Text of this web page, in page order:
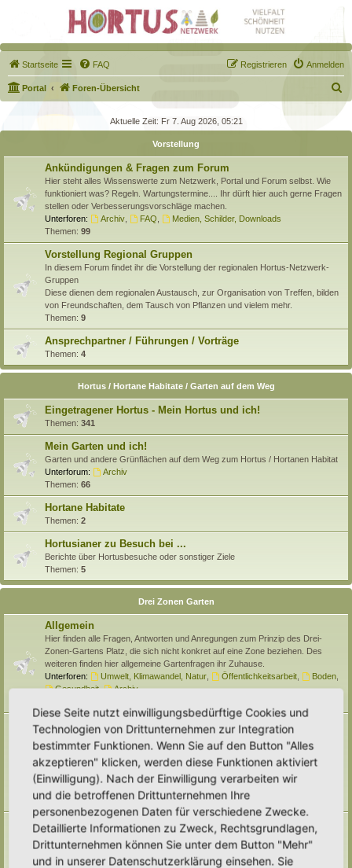
Startseite FAQ Anmelden
Registrieren
Portal Foren-Übersicht
u
Aktuelle Zeit: Fr 7. Aug 2026, 05:21
Vorstellung
Ankündigungen & Fragen zum Forum
Hier steht alles Wissenswerte zum Netzwerk, Portal und Forum selbst. Wie
funktioniert was? Regeln. Wartungstermine.... Ihr dürft hier auch gerne Fragen
stellen oder Verbesserungsvorschläge machen.
Unterforen:
Archiv, FAQ
Medien, Schilder, Downloads
Themen: 99
Vorstellung Regional Gruppen
In diesem Forum findet ihr die Vorstellung der regionalen Hortus-Netzwerk-
Gruppen
Diese dienen dem regionalen Austausch, zur Organisation von Treffen, bilden
von Freundschaften, dem Tausch von Pflanzen und vielem mehr.
Themen: 9
Ansprechpartner / Führungen / Vorträge
Themen: 4
Hortus / Hortane Habitate / Garten auf dem Weg
Eingetragener Hortus - Mein Hortus und ich!
Themen: 341
Mein Garten und ich!
Garten und andere Grünflächen auf dem Weg zum Hortus / Hortanen Habitat
Unterforum:
Archiv
Themen: 66
Hortane Habitate
Themen: 2
Hortusianer zu Besuch bei ...
Berichte über Hortusbesuche oder sonstiger Ziele
Themen: 5
Drei Zonen Garten
Allgemein
Hier finden alle Fragen, Antworten und Anregungen zum Prinzip des Drei-
Zonen-Gartens Platz, die sich nicht konkret auf eine Zone beziehen. Des
weiteren finden hier allgemeine Gartenfragen ihr Zuhause.
Unterforen:
Umwelt, Klimawandel, Natur, Öffentlichkeitsarbeit, Boden,
Gesundheit,
Archiv
Naturmodule & kleine Biotope
Alles um die Naturmodule, sowie Wald-Themen, Sumpfzonen, Wasserzonen,
wechselfeuchte Gebiete, nährstoffreichere Areale, usw.
Unterforen:
Trockenmauern, Pyramiden , Teiche & Wasserstellen
Sandarien, Reisighaufen & Laubhaufen, Totholz, Käferkeller
Benjeshecke, Sonstige Lebensräume
Archiv
Themen:71
Pufferzone
Hier gehört alles hin, was die Pufferzone in einem Hortus betrifft. Frage,
Antworten, Wissen und Ideen: Her damit!
Unterforum:
Archiv
Diese Seite nutzt einwilligungsbedürftige Cookies und
Technologien von Drittunternehmen zur Integration
bestimmter Funktionen. Wenn Sie auf den Button "Alles
akzeptieren" klicken, werden diese Funktionen aktiviert
(Einwilligung). Nach der Einwilligung verarbeiten wir
und die betroffenen Drittunternehmen Ihre
personenbezogenen Daten für verschiedene Zwecke.
Detaillierte Informationen zu Zweck, Rechtsgrundlagen,
Drittunternehmen können Sie unter dem Button "Mehr"
und in unserer Datenschutzerklärung einsehen. Sie